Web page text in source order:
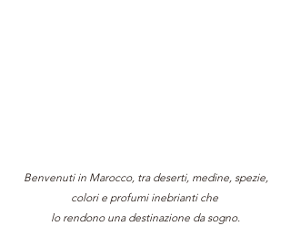
Benvenuti in Marocco, tra deserti, medine, spezie,
colori e profumi inebrianti che
lo rendono una destinazione da sogno.